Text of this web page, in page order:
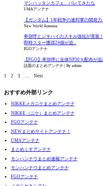
マンハッタンカフェ、バレてきたな
UMAアンテナ
【ガンダム】1年戦争の連邦軍の開発
New World Antenna
卑弥呼とジキハイのスキル強化が実装
即時スター獲得24個が追...
FGOアンテナ
【FGO】卑弥呼に全体NP30％配布が
話題のまとめアンテナ By admin
1 2 3 … Next
おすすめ外部リンク
NIKKEメガニケまとめアンテナ
NIKKE（ニケ）まとめアンテナ
FGOアンテナ
NEWまとめサイトアンテナ！
UMAアンテナ
まとめくすアンテナ
モンハンナウまとめ速報アンテナ
モンハンナウまとめアンテナ
FGOアンテナ